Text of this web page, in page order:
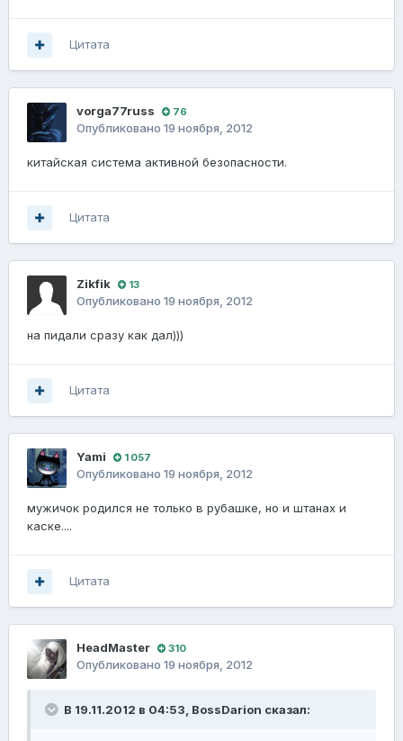
Цитата
vorga77russ 76
Опубликовано 19 ноября, 2012
китайская система активной безопасности.
Цитата
Zikfik 13
Опубликовано 19 ноября, 2012
на пидали сразу как дал)))
Цитата
Yami 1 057
Опубликовано 19 ноября, 2012
мужичок родился не только в рубашке, но и штанах и
каске....
Цитата
HeadMaster 310
Опубликовано 19 ноября, 2012
В 19.11.2012 в 04:53, BossDarion сказал: